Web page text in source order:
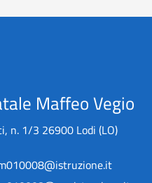
Maffeo Vegio
n. 1/3 26900 Lodi (LO)